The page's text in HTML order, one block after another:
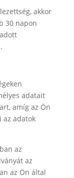
akkor
30 napon
adatait
amíg az Ön
az adatok
az
az
az Ön által